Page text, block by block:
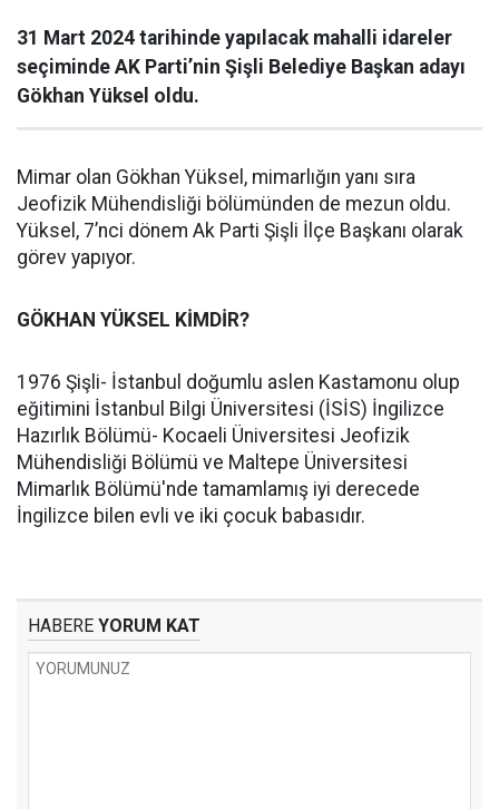
31 Mart 2024 tarihinde yapılacak mahalli idareler
seçiminde AK Parti’nin Şişli Belediye Başkan adayı
Gökhan Yüksel oldu.
Mimar olan Gökhan Yüksel, mimarlığın yanı sıra
Jeofizik Mühendisliği bölümünden de mezun oldu.
Yüksel, 7’nci dönem Ak Parti Şişli İlçe Başkanı olarak
görev yapıyor.
GÖKHAN YÜKSEL KİMDİR?
1976 Şişli- İstanbul doğumlu aslen Kastamonu olup
eğitimini İstanbul Bilgi Üniversitesi (İSİS) İngilizce
Hazırlık Bölümü- Kocaeli Üniversitesi Jeofizik
Mühendisliği Bölümü ve Maltepe Üniversitesi
Mimarlık Bölümü'nde tamamlamış iyi derecede
İngilizce bilen evli ve iki çocuk babasıdır.
HABERE YORUM KAT